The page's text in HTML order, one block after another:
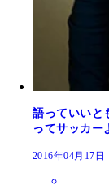
語っていいと
ってサッカー
2016年04月17日